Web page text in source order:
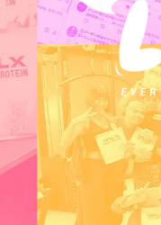
VALXについて
VALXについて
おまとめ
おトク定期便
はじめての方へ
お客様リアルレ